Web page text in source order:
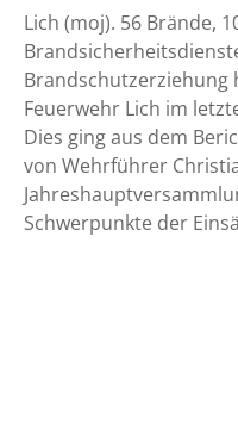
Lich (moj). 56 Brände,
Brandschutzerziehung
Feuerwehr Lich im
Dies ging aus dem
von Wehrführer
Schwerpunkte der